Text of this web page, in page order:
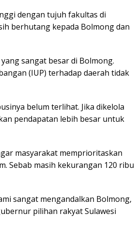
dengan tujuh fakultas di
berhutang kepada Bolmong dan
sangat besar di Bolmong.
(IUP) terhadap daerah tidak
belum terlihat. Jika dikelola
pendapatan lebih besar untuk
masyarakat memprioritaskan
Sebab masih kekurangan 120 ribu
sangat mengandalkan Bolmong,
pilihan rakyat Sulawesi